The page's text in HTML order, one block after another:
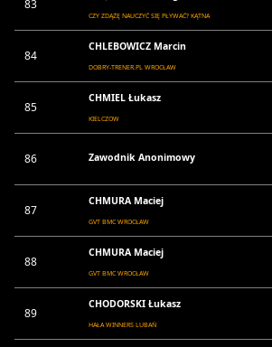
83
CZY ZDĄŻĘ NAUCZYĆ SIĘ PŁYWAĆ? KĄTNA
84
CHLEBOWICZ Marcin
DOBRY-TRENER.PL WROCŁAW
85
CHMIEL Łukasz
KIELCZOW
86 Zawodnik Anonimowy
87
CHMURA Maciej
GVT BMC WROCŁAW
88
CHMURA Maciej
GVT BMC WROCŁAW
89
CHODORSKI Łukasz
HAŁA WINNERS LUBAŃ